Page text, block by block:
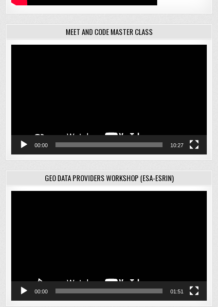
MEET AND CODE MASTER CLASS
00:00 10:27
GEO DATA PROVIDERS WORKSHOP (ESA-ESRIN)
00:00 01:51